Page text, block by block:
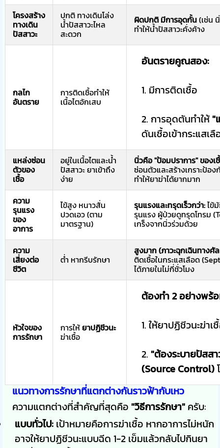
โครงสร้าง
ทางเดิน
ปัสสาวะ
ปกติ ทางเดินโล่ง
น้ำปัสสาวะไหล
สะดวก
ผิดปกติ มีการอุดกั้น(เช่น
ทำให้น้ำปัสสาวะคั่งค้าง
กลไก
อันตราย
การติดเชื้อทำให้
เนื้อไตอักเสบ
อันตรายคูณสอง:
1. มีการติดเชื้อ
2. การอุดตันทำให้"
ดันเชื้อเข้ากระแสเ
แหล่งซ่อน
ตัวของ
เชื้อ
อยู่ในเนื้อไตและน้ำ
ปัสสาวะ ยาเข้าถึง
ง่าย
นิ่วคือ "ป้อมปราการ" ของเ
ซ่อนตัวและสร้างเกราะป้อ
ทำให้ยาฆ่าได้ยากมาก
ความ
รุนแรง
ของ
อาการ
ไข้สูง หนาวสั่น
ปวดเอว (ตาม
มาตรฐาน)
รุนแรงและทรุดเร็วกว่า:ไข้
รุนแรง ผู้ป่วยดูทรุดโทรม
เกร็งจากนิ่วร่วมด้วย
ความ
เสี่ยงต่อ
ชีวิต
ต่ำ หากรีบรักษา
สูงมาก (ภาวะฉุกเฉินทางศั
ติดเชื้อในกระแสเลือด
ได้ภายในไม่กี่ชั่วโมง
หัวใจของ
การรักษา
การให้ยาปฏิชีวนะ
ฆ่าเชื้อ
ต้องทำ 2 อย่างพร้
1. ให้ยาปฏิชีวนะฆ่าเ
2. "ต้องระบายปัสส
(Source Control)
แนวทางการรักษาที่แตกต่างกันราวฟ้ากับเหว
ความแตกต่างที่สำคัญที่สุดคือ "วิธีการรักษา" ครับ:
แบบทั่วไป: เป้าหมายคือการฆ่าเชื้อ หากอาการไม่หนัก
อาจให้ยาปฏิชีวนะแบบฉีด 1-2 เข็มแล้วกลับไปกินยา